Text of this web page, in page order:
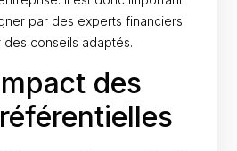
par des experts financiers
conseils adaptés.
des